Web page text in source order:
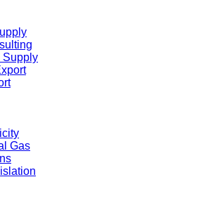
Supply
Gas